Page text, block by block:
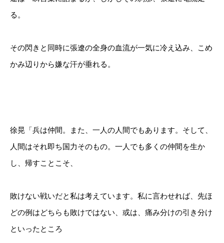
る。
その閃きと同時に張遼の全身の血流が一気に冷え込み、こめ
かみ辺りから嫌な汗が垂れる。
徐晃「兵は仲間。また、一人の人間でもあります。そして、
人間はそれ即ち国力そのもの。一人でも多くの仲間を生か
し、帰すことこそ、
敗けない戦いだと私は考えています。私に言わせれば、先ほ
どの例はどちらも敗けではない、或は、痛み分けの引き分け
といったところ